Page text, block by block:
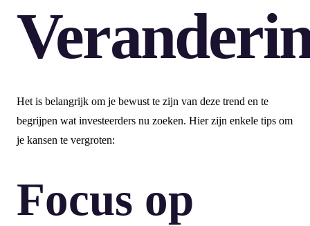
Het is belangrijk om je bewust te zijn van deze trend en te
begrijpen wat investeerders nu zoeken. Hier zijn enkele tips om
je kansen te vergroten:
Focus op